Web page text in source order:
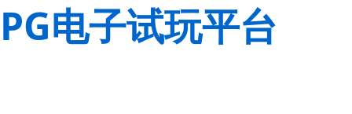
PG电子试玩平台